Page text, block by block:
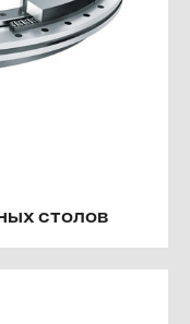
столов